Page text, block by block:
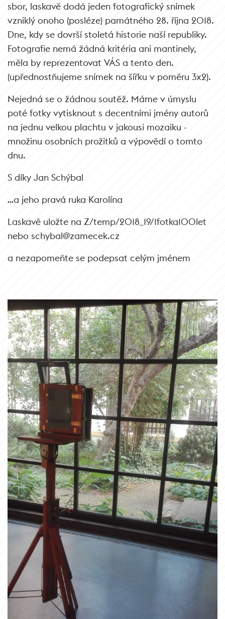
sbor, laskavě dodá jeden fotografický snímek
vzniklý onoho (posléze) památného 28. října 2018.
Dne, kdy se dovrší stoletá historie naší republiky.
Fotografie nemá žádná kritéria ani mantinely,
měla by reprezentovat VÁS a tento den.
(upřednostňujeme snímek na šířku v poměru 3x2).
Nejedná se o žádnou soutěž. Máme v úmyslu
poté fotky vytisknout s decentními jmény autorů
na jednu velkou plachtu v jakousi mozaiku -
množinu osobních prožitků a výpovědí o tomto
dnu.
S díky Jan Schýbal
…a jeho pravá ruka Karolína
Laskavě uložte na Z/temp/2018_19/1fotka100let
nebo schybal@zamecek.cz
a nezapomeňte se podepsat celým jménem